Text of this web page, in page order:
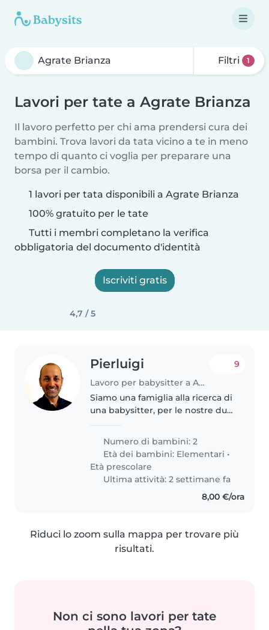
Filtri 1
Lavori per tate a Agrate Brianza
Il lavoro perfetto per chi ama prendersi cura dei
bambini. Trova lavori da tata vicino a te in meno
tempo di quanto ci voglia per preparare una
borsa per il cambio.
1 lavori per tata disponibili a Agrate Brianza
100% gratuito per le tate
Tutti i membri completano la verifica
obbligatoria del documento d'identità
Iscriviti gratis
4,7 / 5
Pierluigi
Lavoro per babysitter a Agrate Brianza
9
Siamo una famiglia alla ricerca di
una babysitter, per le nostre due
cura al pomeriggio dalle 16 in poi
, accompagnarle alle attività
pomeridiane..
Numero di bambini: 2
Età dei bambini: Elementari •
Età prescolare
Ultima attività: 2 settimane fa
8,00 €/ora
Riduci lo zoom sulla mappa per trovare più
risultati.
Non ci sono lavori per tate